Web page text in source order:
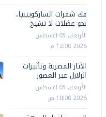
فك شفرات الساركوبينيا..
نحو عضلات لا تشيخ
الأربعاء، 05 اغسطس
2026 12:00 م
الآثار المصرية وتأثيرات
الزلازل عبر العصور
الأربعاء، 05 اغسطس
2026 10:00 ص